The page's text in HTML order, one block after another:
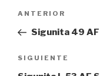
Navegación
entradas
Entrada
anterior:
ANTERIOR
Sigunita 49 AF
Siguiente
entrada
SIGUIENTE